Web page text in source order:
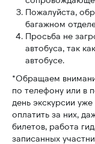
Пожалуйста,
багажном
Просьба не
автобуса, так
автобусе.
*Обращаем
по телефону или в
день экскурсии
оплатить за них,
билетов, работа
записанных